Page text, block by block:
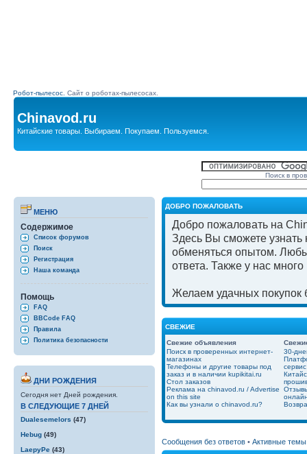
Робот-пылесос. Сайт о роботах-пылесосах.
Chinavod.ru
Китайские товары. Выбираем. Покупаем. Пользуемся.
Поиск в
МЕНЮ
Содержимое
Список форумов
Поиск
Регистрация
Наша команда
Помощь
FAQ
BBCode FAQ
Правила
Политика безопасности
ДНИ РОЖДЕНИЯ
Сегодня нет Дней рождения.
В СЛЕДУЮЩИЕ 7 ДНЕЙ
Dualesemelors (47)
Hebug (49)
LaepyPe (43)
ДОБРО ПОЖАЛОВАТЬ
Добро пожаловать на
Здесь Вы сможете узнать
обменяться опытом.
ответа. Также у нас
Желаем удачных покупок
СВЕЖИЕ
Свежие объявления
Поиск в проверенных интернет-
магазинах
Телефоны и другие товары под
заказ и в наличии kupikitai.ru
Стол заказов
Реклама на chinavod.ru / Advertise
on this site
Как вы узнали о chinavod.ru?
30-
Сообщения без ответов • Активные темы